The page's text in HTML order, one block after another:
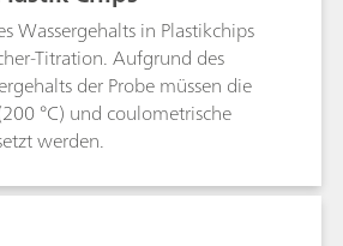
Wassergehalts in Plastikchips
Titration. Aufgrund des
der Probe müssen die
°C) und coulometrische
werden.